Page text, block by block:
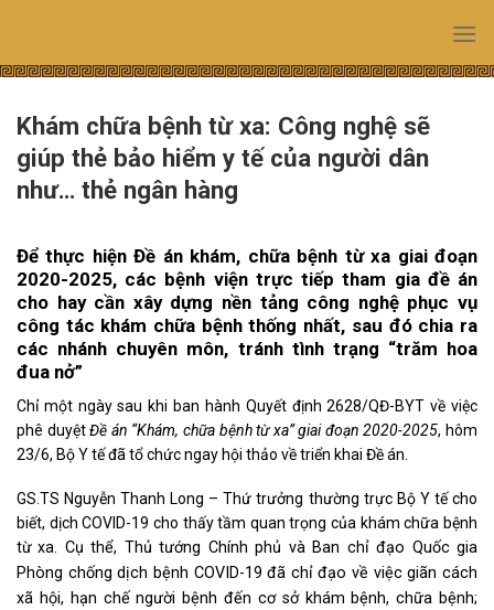
content
Khám chữa bệnh từ xa: Công nghệ sẽ
giúp thẻ bảo hiểm y tế của người dân
như… thẻ ngân hàng
Để thực hiện Đề án khám, chữa bệnh từ xa giai đoạn
2020-2025, các bệnh viện trực tiếp tham gia đề án
cho hay cần xây dựng nền tảng công nghệ phục vụ
công tác khám chữa bệnh thống nhất, sau đó chia ra
các nhánh chuyên môn, tránh tình trạng “trăm hoa
đua nở”
Chỉ một ngày sau khi ban hành Quyết định 2628/QĐ-BYT về việc
phê duyệtĐề án “Khám, chữa bệnh từ xa” giai đoạn 2020-2025, hôm
23/6, Bộ Y tế đã tổ chức ngay hội thảo về triển khai Đề án.
GS.TS Nguyễn Thanh Long – Thứ trưởng thường trực Bộ Y tế cho
biết, dịch COVID-19 cho thấy tầm quan trọng của khám chữa bệnh
từ xa.
Cụ thể, Thủ tướng Chính phủ và Ban chỉ đạo Quốc gia
Phòng chống dịch bệnh COVID-19 đã chỉ đạo về việc giãn cách
xã hội, hạn chế người bệnh đến cơ sở khám bệnh, chữa bệnh;